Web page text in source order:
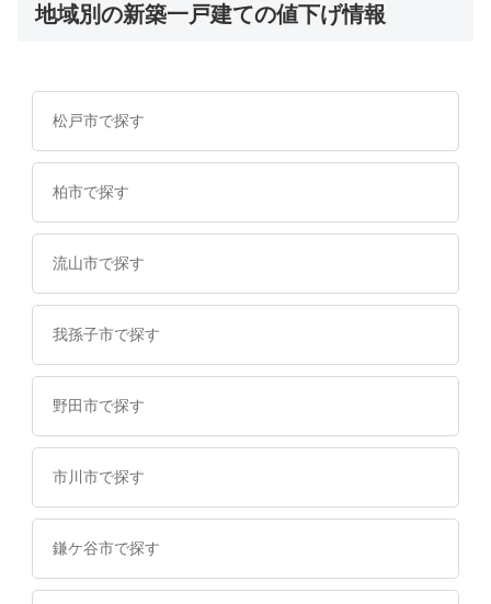
地域別の新築一戸建ての値下げ情報
松戸市で探す
柏市で探す
流山市で探す
我孫子市で探す
野田市で探す
市川市で探す
鎌ケ谷市で探す